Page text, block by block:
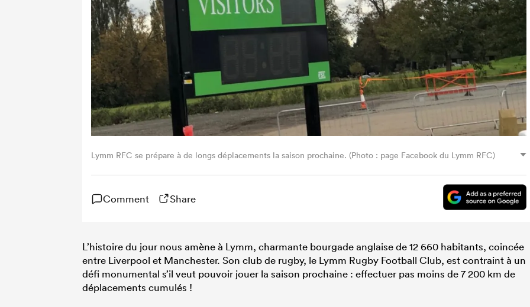
Lymm RFC se prépare à de longs déplacements la saison prochaine. (Photo : page Facebook du Lymm RFC)
Comment Share
L’histoire du jour nous amène à Lymm, charmante bourgade anglaise de 12 660 habitants, coincée
entre Liverpool et Manchester. Son club de rugby, le Lymm Rugby Football Club, est contraint à un
défi monumental s’il veut pouvoir jouer la saison prochaine : effectuer pas moins de 7 200 km de
déplacements cumulés !